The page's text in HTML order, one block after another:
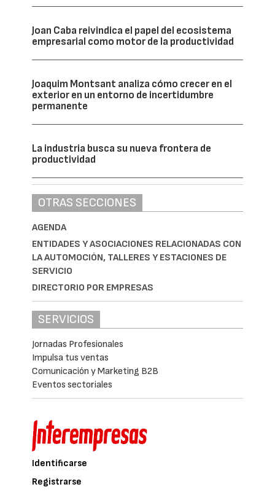
Joan Caba reivindica el papel del ecosistema
empresarial como motor de la productividad
Joaquim Montsant analiza cómo crecer en el
exterior en un entorno de incertidumbre
permanente
La industria busca su nueva frontera de
productividad
OTRAS SECCIONES
AGENDA
ENTIDADES Y ASOCIACIONES RELACIONADAS CON
LA AUTOMOCIÓN, TALLERES Y ESTACIONES DE
SERVICIO
DIRECTORIO POR EMPRESAS
SERVICIOS
Jornadas Profesionales
Impulsa tus ventas
Comunicación y Marketing B2B
Eventos sectoriales
Identificarse
Registrarse